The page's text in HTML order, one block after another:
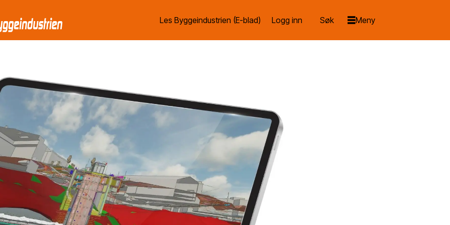
Les Byggeindustrien (E-blad) Logg inn